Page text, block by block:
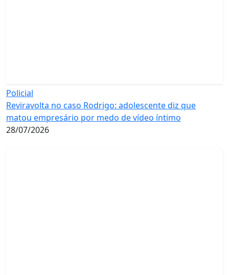
Policial
Reviravolta no caso Rodrigo: adolescente diz que
matou empresário por medo de vídeo íntimo
28/07/2026